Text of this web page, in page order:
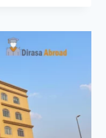
في
فروع
السكن
والمواصلات